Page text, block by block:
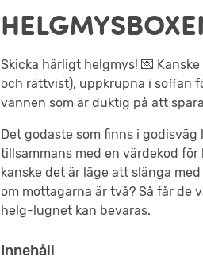
Skicka härligt helgmys! 💌
och rättvist), uppkrupna i soffan
vännen som är duktig på att
Det godaste som finns i godisväg
tillsammans med en värdekod för
kanske det är läge att slänga
om mottagarna är två? Så får de
helg-lugnet kan bevaras.
Innehåll